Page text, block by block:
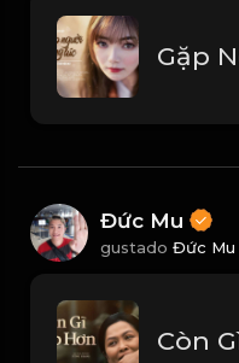
Đức Mu
gustado Đức Mu